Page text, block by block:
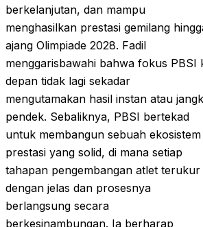
berkelanjutan, dan mampu
menghasilkan prestasi gemilang
ajang Olimpiade 2028. Fadil
menggarisbawahi bahwa fokus PBSI
depan tidak lagi sekadar
mengutamakan hasil instan atau
pendek. Sebaliknya, PBSI bertekad
untuk membangun sebuah ekosistem
prestasi yang solid, di mana setiap
tahapan pengembangan atlet terukur
dengan jelas dan prosesnya
berlangsung secara
berkesinambungan. Ia berharap